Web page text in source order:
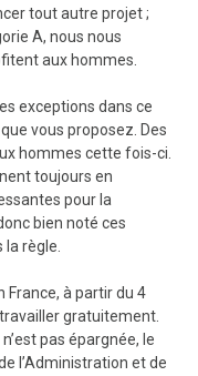
tout autre projet ;
A, nous nous
aux hommes.
exceptions dans ce
vous proposez. Des
hommes cette fois-ci.
toujours en
pour la
bien noté ces
règle.
France, à partir du 4
gratuitement.
pas épargnée, le
l’Administration et de